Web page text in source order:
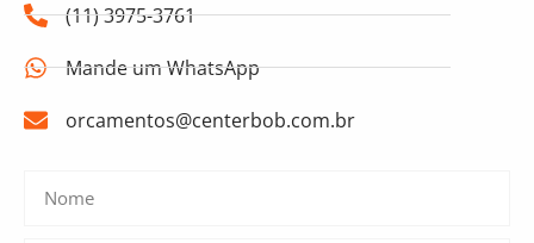
(11) 3975-3761
Mande um WhatsApp
orcamentos@centerbob.com.br